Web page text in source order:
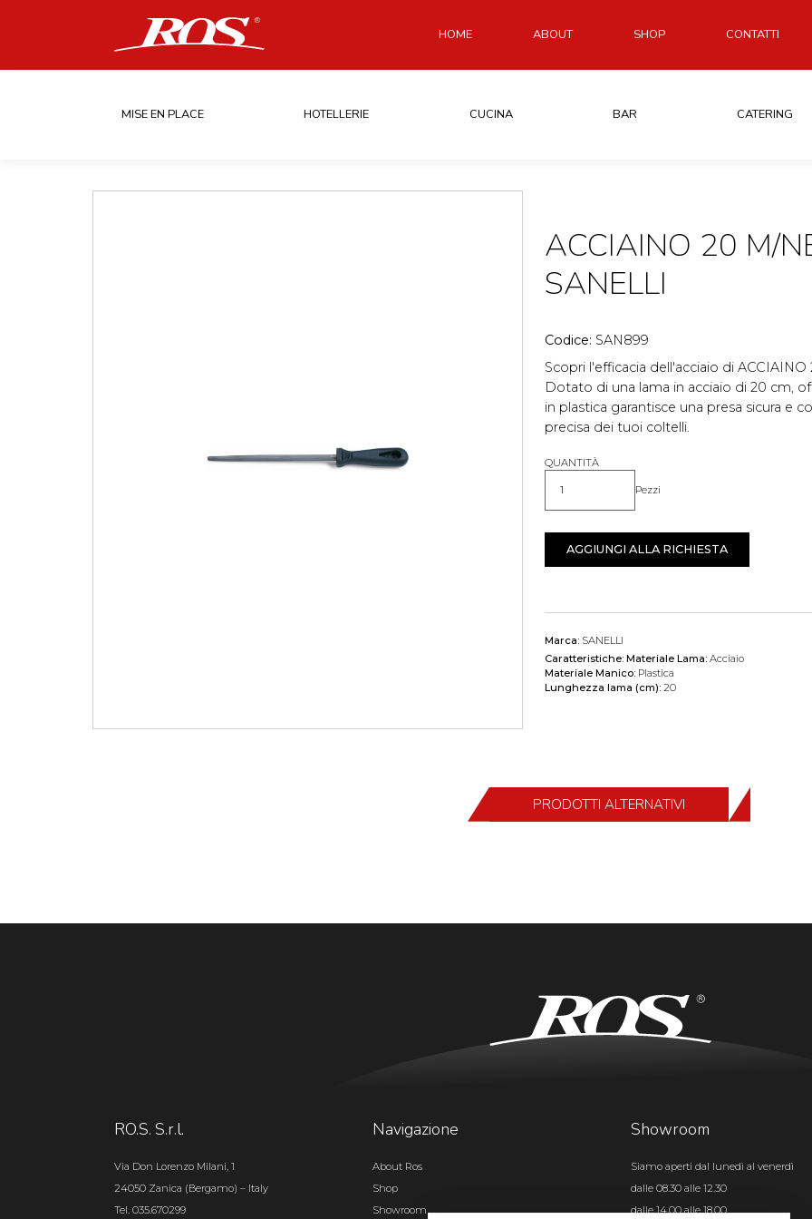
HOME ABOUT SHOP CONTATTI
MISE EN PLACE HOTELLERIE CUCINA BAR CATERING
ACCIAINO 20 M/
SANELLI
Codice: SAN899
Scopri l'efficacia dell'acciaio di
Dotato di una lama in acciaio di 20 cm,
in plastica garantisce una presa sicura e
precisa dei tuoi coltelli.
QUANTITÀ
Quantità Pezzi
AGGIUNGI ALLA RICHIESTA
Marca: SANELLI
Caratteristiche: Materiale Lama: Acciaio
Materiale Manico: Plastica
Lunghezza lama (cm): 20
PRODOTTI ALTERNATIVI
RO.S. S.r.l.
Via Don Lorenzo Milani, 1
24050 Zanica (Bergamo) – Italy
Tel. 035.670299
Navigazione
About Ros
Shop
Showroom
Showroom
Siamo aperti dal lunedì al venerdì
dalle 08.30 alle 12.30
dalle 14.00 alle 18.00